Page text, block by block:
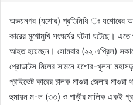
অভয়নগর (যশোর) প্রতিনিধি ঃ যশোরের
কারের মুখোমুখি সংঘর্ষের ঘটনা ঘটেছে।
আহত হয়েছেন। সোমবার (২২ এপ্রিল)
প্রোডাক্টস মিলের সামনে যশোর-খুলনা
প্রাইভেট কারের চালক মাগুরা জেলার
হুমায়ন ম-ল (৩৩) ও গাড়ীর মালিক একই